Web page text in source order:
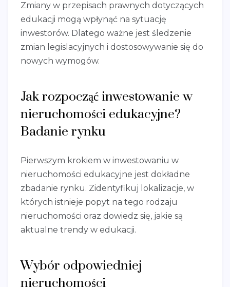
Zmiany w przepisach prawnych dotyczących
edukacji mogą wpłynąć na sytuację
inwestorów. Dlatego ważne jest śledzenie
zmian legislacyjnych i dostosowywanie się do
nowych wymogów.
Jak rozpocząć inwestowanie w
nieruchomości edukacyjne?
Badanie rynku
Pierwszym krokiem w inwestowaniu w
nieruchomości edukacyjne jest dokładne
zbadanie rynku. Zidentyfikuj lokalizacje, w
których istnieje popyt na tego rodzaju
nieruchomości oraz dowiedz się, jakie są
aktualne trendy w edukacji.
Wybór odpowiedniej
nieruchomości